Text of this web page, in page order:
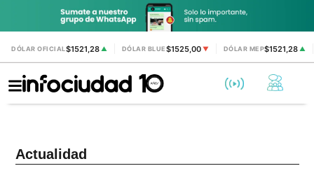
DÓLAR OFICIAL$1521,28 ▲ DÓLAR BLUE$1525,00 ▼ DÓLAR MEP$1521,28▲
Actualidad